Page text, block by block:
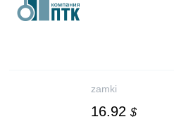
zamki
16.92 $